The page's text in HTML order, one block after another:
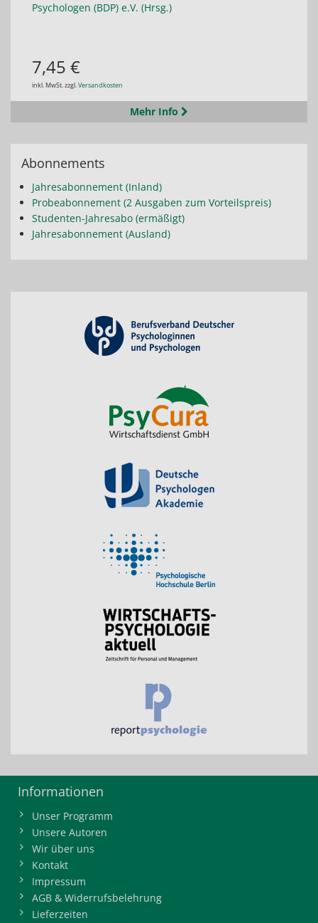
Psychologen (BDP) e.V. (Hrsg.)
7,45 €
inkl. MwSt. zzgl.Versandkosten
Mehr Info
Abonnements
Jahresabonnement (Inland)
Probeabonnement (2 Ausgaben zum Vorteilspreis)
Studenten-Jahresabo (ermäßigt)
Jahresabonnement (Ausland)
Informationen
Unser Programm
Unsere Autoren
Wir über uns
Kontakt
Impressum
AGB & Widerrufsbelehrung
Lieferzeiten